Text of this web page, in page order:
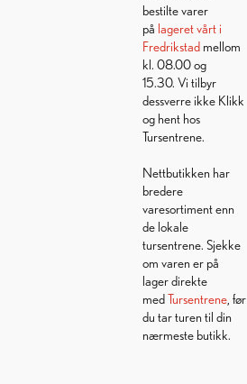
bestilte varer
på lageret vårt i
Fredrikstadmellom
kl. 08.00 og
15.30. Vi tilbyr
dessverre ikke Klikk
og hent hos
Tursentrene.
Nettbutikken har
bredere
varesortiment enn
de lokale
tursentrene. Sjekke
om varen er på
lager direkte
medTursentrene, før
du tar turen til din
nærmeste butikk.